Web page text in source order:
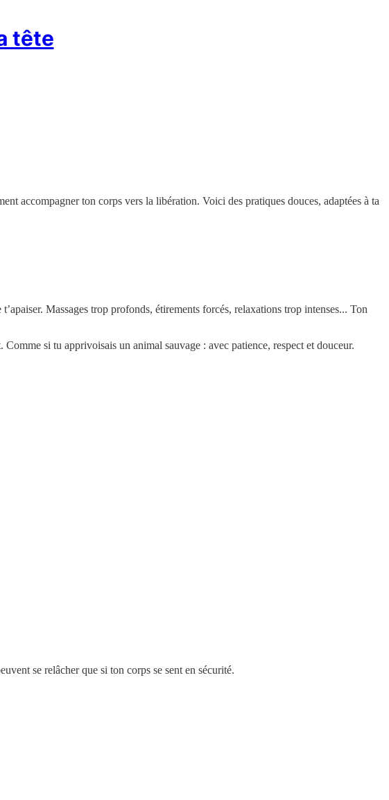
tête
accompagner ton corps vers la libération. Voici des pratiques douces, adaptées à ta
Massages trop profonds, étirements forcés, relaxations trop intenses... Ton
si tu apprivoisais un animal sauvage : avec patience, respect et douceur.
se relâcher que si ton corps se sent en sécurité.